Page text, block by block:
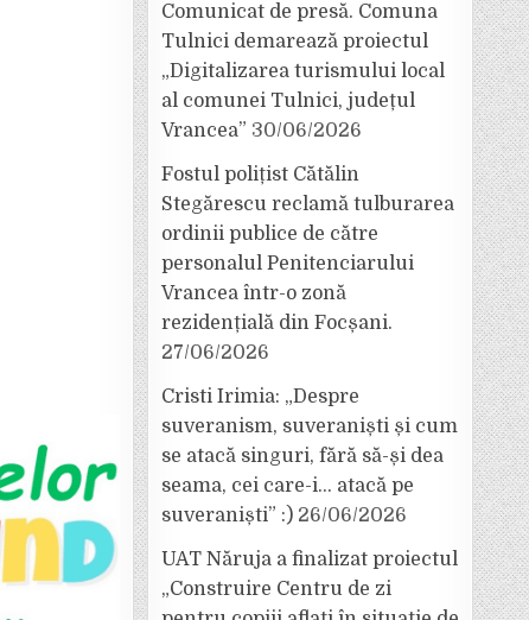
Comunicat de presă. Comuna
Tulnici demarează proiectul
„Digitalizarea turismului local
al comunei Tulnici, județul
Vrancea” 30/06/2026
Fostul polițist Cătălin
Stegărescu reclamă tulburarea
ordinii publice de către
personalul Penitenciarului
Vrancea într-o zonă
rezidențială din Focșani.
27/06/2026
Cristi Irimia: „Despre
suveranism, suveraniști și cum
se atacă singuri, fără să-și dea
seama, cei care-i… atacă pe
suveraniști” :) 26/06/2026
UAT Năruja a finalizat proiectul
„Construire Centru de zi